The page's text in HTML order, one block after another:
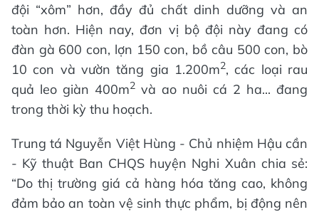
đội “xôm” hơn, đầy đủ chất dinh dưỡng và an
toàn hơn. Hiện nay, đơn vị bộ đội này đang có
đàn gà 600 con, lợn 150 con, bồ câu 500 con, bò
10 con và vườn tăng gia 1.200m2, các loại rau
quả leo giàn 400m2 và ao nuôi cá 2 ha... đang
trong thời kỳ thu hoạch.
Trung tá Nguyễn Việt Hùng - Chủ nhiệm Hậu cần
- Kỹ thuật Ban CHQS huyện Nghi Xuân chia sẻ:
“Do thị trường giá cả hàng hóa tăng cao, không
đảm bảo an toàn vệ sinh thực phẩm, bị động nên